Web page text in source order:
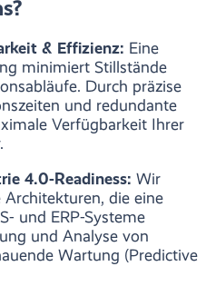
& Effizienz: Eine
minimiert Stillstände
Durch präzise
und redundante
Verfügbarkeit Ihrer
4.0-Readiness: Wir
die eine
und ERP-Systeme
und Analyse von
Wartung (Predictive